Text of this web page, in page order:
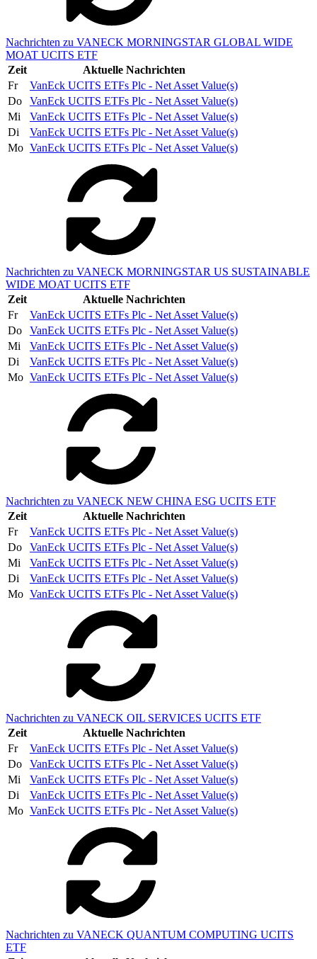
Nachrichten zu VANECK MORNINGSTAR GLOBAL WIDE
MOAT UCITS ETF
Zeit
Aktuelle Nachrichten
Fr
VanEck UCITS ETFs Plc - Net Asset Value(s)
Do
VanEck UCITS ETFs Plc - Net Asset Value(s)
Mi
VanEck UCITS ETFs Plc - Net Asset Value(s)
Di
VanEck UCITS ETFs Plc - Net Asset Value(s)
Mo VanEck UCITS ETFs Plc - Net Asset Value(s)
Nachrichten zu VANECK MORNINGSTAR US SUSTAINABLE
WIDE MOAT UCITS ETF
Zeit
Aktuelle Nachrichten
Fr
VanEck UCITS ETFs Plc - Net Asset Value(s)
Do
VanEck UCITS ETFs Plc - Net Asset Value(s)
Mi
VanEck UCITS ETFs Plc - Net Asset Value(s)
Di
VanEck UCITS ETFs Plc - Net Asset Value(s)
Mo VanEck UCITS ETFs Plc - Net Asset Value(s)
Nachrichten zu VANECK NEW CHINA ESG UCITS ETF
Zeit
Aktuelle Nachrichten
Fr
VanEck UCITS ETFs Plc - Net Asset Value(s)
Do
VanEck UCITS ETFs Plc - Net Asset Value(s)
Mi
VanEck UCITS ETFs Plc - Net Asset Value(s)
Di
VanEck UCITS ETFs Plc - Net Asset Value(s)
Mo VanEck UCITS ETFs Plc - Net Asset Value(s)
Nachrichten zu VANECK OIL SERVICES UCITS ETF
Zeit
Aktuelle Nachrichten
Fr
VanEck UCITS ETFs Plc - Net Asset Value(s)
Do
VanEck UCITS ETFs Plc - Net Asset Value(s)
Mi
VanEck UCITS ETFs Plc - Net Asset Value(s)
Di
VanEck UCITS ETFs Plc - Net Asset Value(s)
Mo VanEck UCITS ETFs Plc - Net Asset Value(s)
Nachrichten zu VANECK QUANTUM COMPUTING UCITS
ETF